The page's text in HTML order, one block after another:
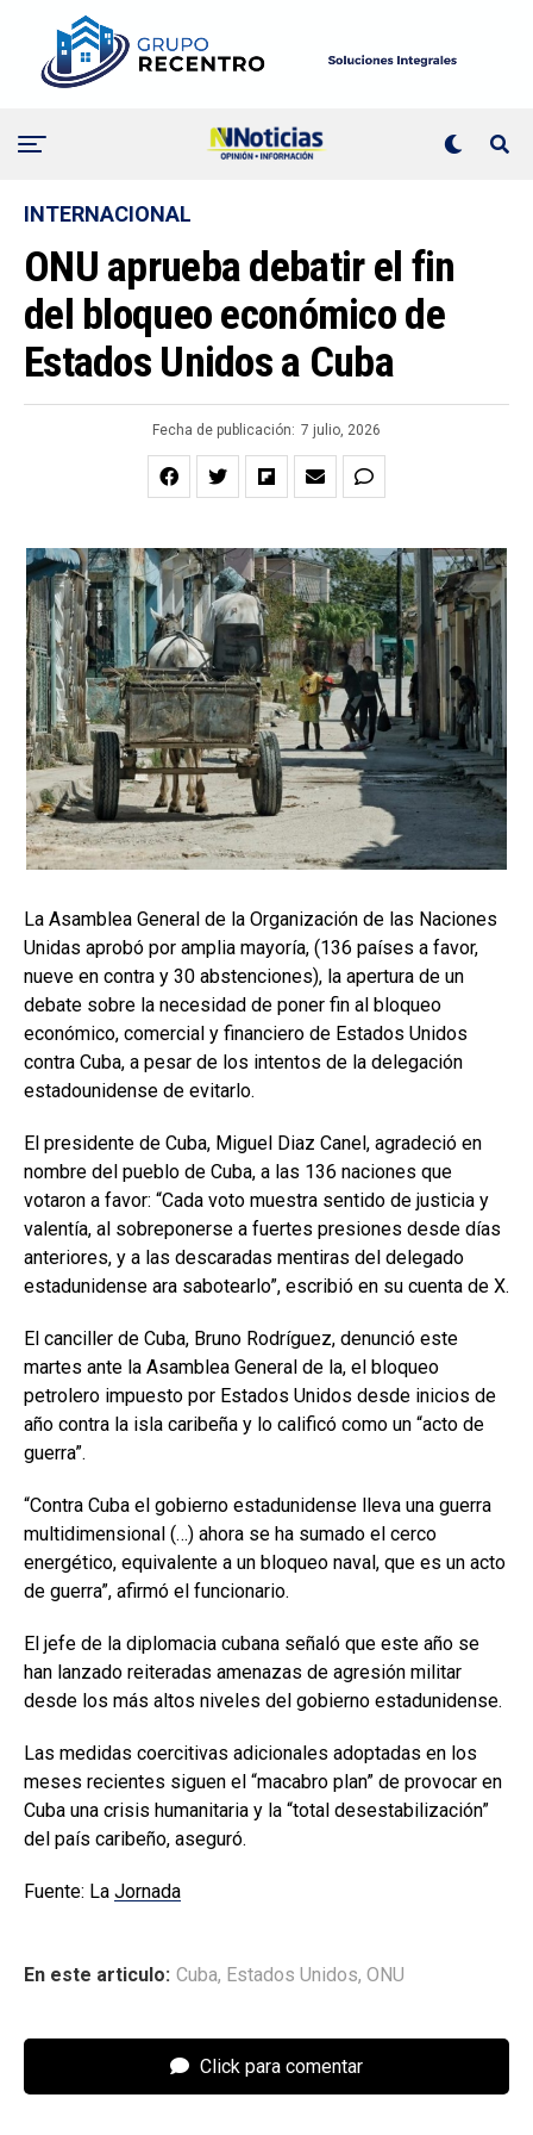
INTERNACIONAL
ONU aprueba debatir el fin
del bloqueo económico de
Estados Unidos a Cuba
Fecha de publicación: 7 julio, 2026
La Asamblea General de la Organización de las Naciones
Unidas aprobó por amplia mayoría, (136 países a favor,
nueve en contra y 30 abstenciones), la apertura de un
debate sobre la necesidad de poner fin al bloqueo
económico, comercial y financiero de Estados Unidos
contra Cuba, a pesar de los intentos de la delegación
estadounidense de evitarlo.
El presidente de Cuba, Miguel Diaz Canel, agradeció en
nombre del pueblo de Cuba, a las 136 naciones que
votaron a favor: “Cada voto muestra sentido de justicia y
valentía, al sobreponerse a fuertes presiones desde días
anteriores, y a las descaradas mentiras del delegado
estadunidense ara sabotearlo”, escribió en su cuenta de X.
El canciller de Cuba, Bruno Rodríguez, denunció este
martes ante la Asamblea General de la, el bloqueo
petrolero impuesto por Estados Unidos desde inicios de
año contra la isla caribeña y lo calificó como un “acto de
guerra”.
“Contra Cuba el gobierno estadunidense lleva una guerra
multidimensional (…) ahora se ha sumado el cerco
energético, equivalente a un bloqueo naval, que es un acto
de guerra”, afirmó el funcionario​​​.
El jefe de la diplomacia cubana señaló que este año se
han lanzado reiteradas amenazas de agresión militar
desde los más altos niveles del gobierno estadunidense.
Las medidas coercitivas adicionales adoptadas en los
meses recientes siguen el “macabro plan” de provocar en
Cuba una crisis humanitaria y la “total desestabilización”
del país caribeño, aseguró.
Fuente: La Jornada
En este articulo: Cuba, Estados Unidos, ONU
Click para comentar